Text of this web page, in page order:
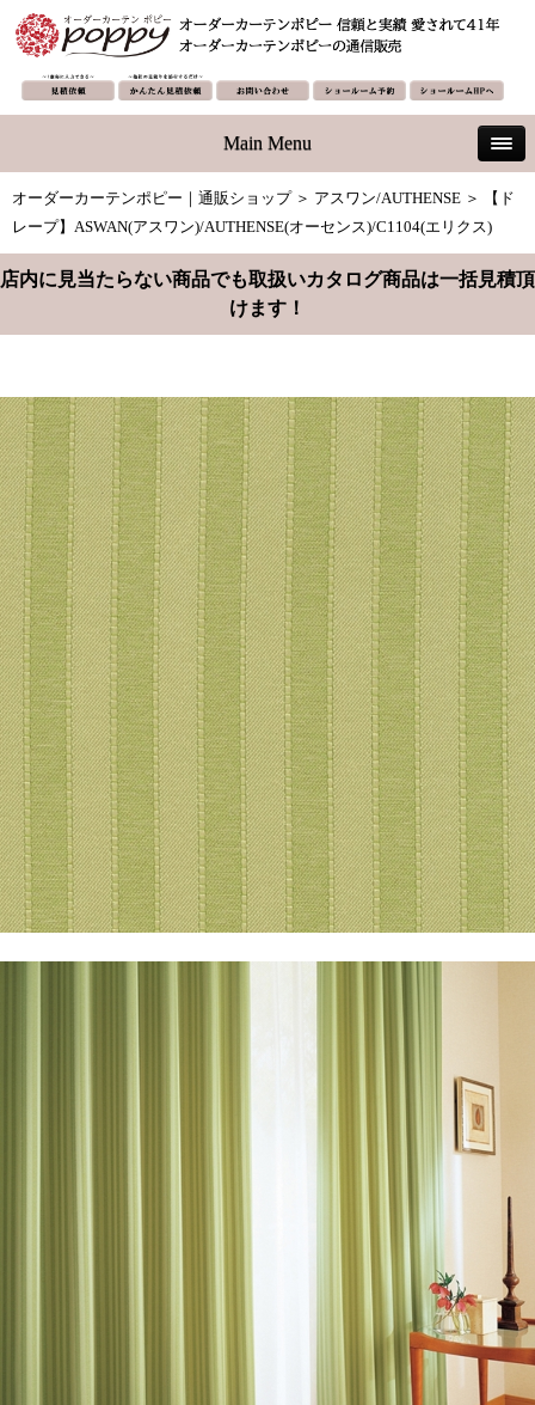
Main Menu
オーダーカーテンポピー｜通販ショップ＞ アスワン/AUTHENSE ＞ 【ド
レープ】ASWAN(アスワン)/AUTHENSE(オーセンス)/C1104(エリクス)
店内に見当たらない商品でも取扱いカタログ商品は一括見積頂
けます！